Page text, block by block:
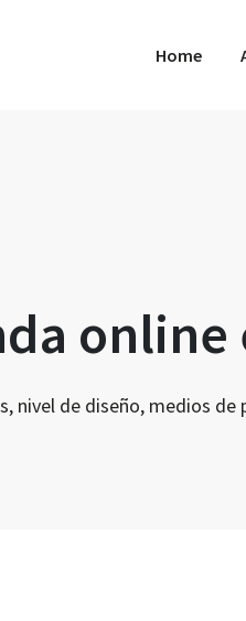
Home
online
de diseño, medios